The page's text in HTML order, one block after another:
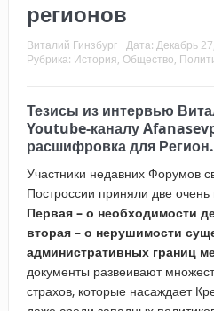
регионов
Виталий Гинзбург Дата: Декабрь
Рубрика: История Общество
Тезисы из интервью
Youtube-каналу
расшифровка для
Участники недавних Форумов
Построссии приняли две
Первая – о необходимости
вторая – о нерушимости
административных границ
документы развеивают
страхов, которые насаждает